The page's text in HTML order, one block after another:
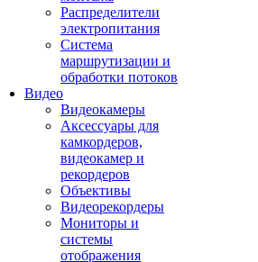
Распределители
электропитания
Система
маршрутизации и
обработки потоков
Видео
Видеокамеры
Аксессуары для
камкордеров,
видеокамер и
рекордеров
Объективы
Видеорекордеры
Мониторы и
системы
отображения